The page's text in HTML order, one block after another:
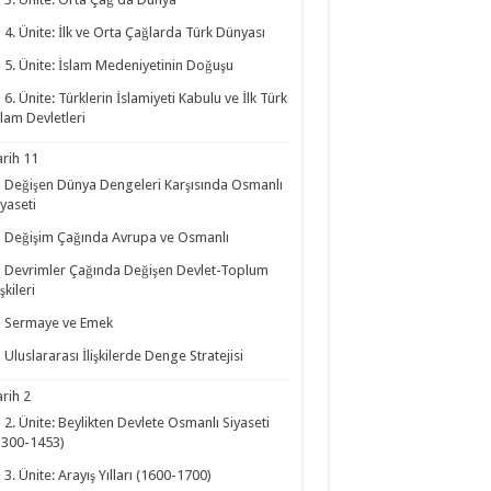
4. Ünite: İlk ve Orta Çağlarda Türk Dünyası
5. Ünite: İslam Medeniyetinin Doğuşu
6. Ünite: Türklerin İslamiyeti Kabulu ve İlk Türk
Devletleri
11
Değişen Dünya Dengeleri Karşısında Osmanlı
Değişim Çağında Avrupa ve Osmanlı
Devrimler Çağında Değişen Devlet-Toplum
Sermaye ve Emek
Uluslararası İlişkilerde Denge Stratejisi
2
2. Ünite: Beylikten Devlete Osmanlı Siyaseti
1453)
3. Ünite: Arayış Yılları (1600-1700)